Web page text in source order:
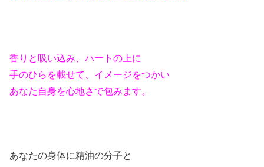
香りと吸い込み、ハートの上に
手のひらを載せて、イメージをつかい
あなた自身を心地さで包みます。
あなたの身体に精油の分子と